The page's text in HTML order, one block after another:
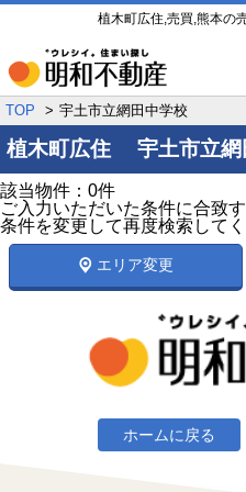
植木町広住,売買,熊本の
TOP 宇土市立網田中学校
植木町広住 宇土市立網
該当物件：0件
ご入力いただいた条件に合致
条件を変更して再度検索してく
エリア変更
ホームに戻る